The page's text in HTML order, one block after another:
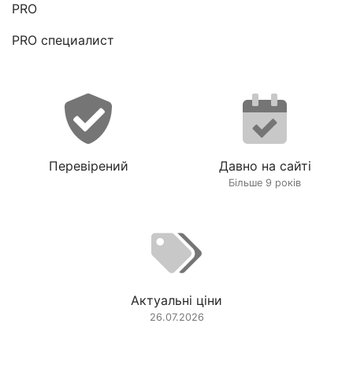
PRO
PRO специалист
Перевірений Давно на сайті
Більше 9 років
Актуальні ціни
26.07.2026